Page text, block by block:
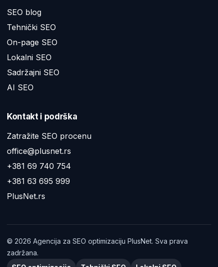
SEO blog
Tehnički SEO
On-page SEO
Lokalni SEO
Sadržajni SEO
AI SEO
Kontakt i podrška
Zatražite SEO procenu
office@plusnet.rs
+381 69 740 754
+381 63 695 999
PlusNet.rs
© 2026 Agencija za SEO optimizaciju PlusNet. Sva prava
zadržana.